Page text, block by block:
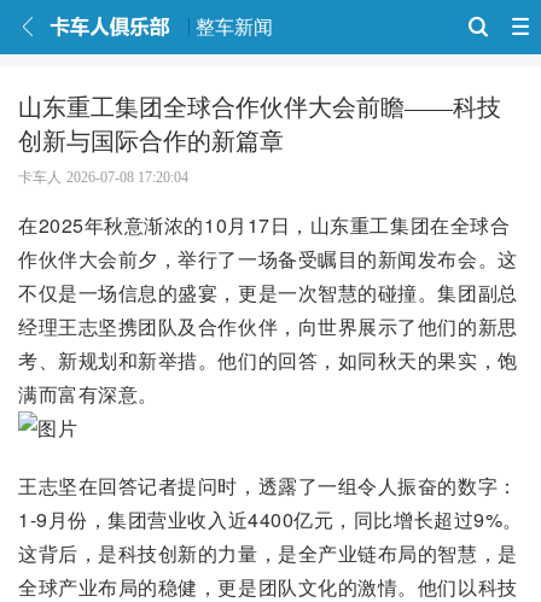
整车新闻
山东重工集团全球合作伙伴大会前瞻——科技
创新与国际合作的新篇章
卡车人 2026-07-08 17:20:04
在2025年秋意渐浓的10月17日，山东重工集团在全球合
作伙伴大会前夕，举行了一场备受瞩目的新闻发布会。这
不仅是一场信息的盛宴，更是一次智慧的碰撞。集团副总
经理王志坚携团队及合作伙伴，向世界展示了他们的新思
考、新规划和新举措。他们的回答，如同秋天的果实，饱
满而富有深意。
王志坚在回答记者提问时，透露了一组令人振奋的数字：
1-9月份，集团营业收入近4400亿元，同比增长超过9%。
这背后，是科技创新的力量，是全产业链布局的智慧，是
全球产业布局的稳健，更是团队文化的激情。他们以科技